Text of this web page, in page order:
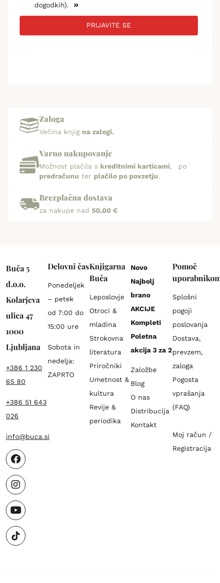
dogodkih).
»
PRIJAVITE SE
Zaloga
Večina knjig na zalogi.
Varno nakupovanje
Možnost plačila s kreditnimi karticami, po
predračunu ter plačilo po povzetju.
Brezplačna dostava
za nakupe nad 50,00 €
Buča 5
d.o.o.
Kolarjeva
ulica 47
1000
Ljubljana
+386 1 230
65 80
+386 51 643
026
info@buca.si
Delovni čas
Ponedeljek
– petek
od 7:00 do
15:00 ure
Sobota in
nedelja:
ZAPRTO
Knjigarna
Buča
Leposlovje
Otroci &
mladina
Strokovna
literatura
Priročniki
Umetnost &
kultura
Revije &
periodika
Novo
Najbolj
brano
AKCIJE
Kompleti
Poletna
akcija 3 za 2
Založbe
Blog
O nas
Distribucija
Kontakt
Pomoč
Splošni
pogoji
poslovanja
Dostava,
prevzem,
zaloga
Pogosta
vprašanja
(FAQ)
Moj račun /
Registracija